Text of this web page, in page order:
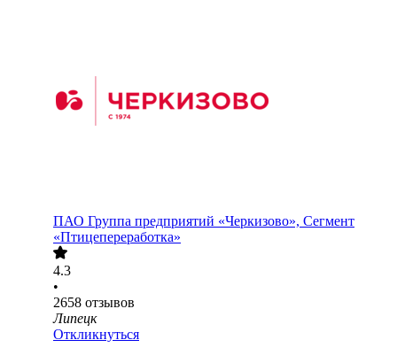
ПАО Группа предприятий «Черкизово», Сегмент
«Птицепереработка»
4.3
•
2658 отзывов
Липецк
Откликнуться